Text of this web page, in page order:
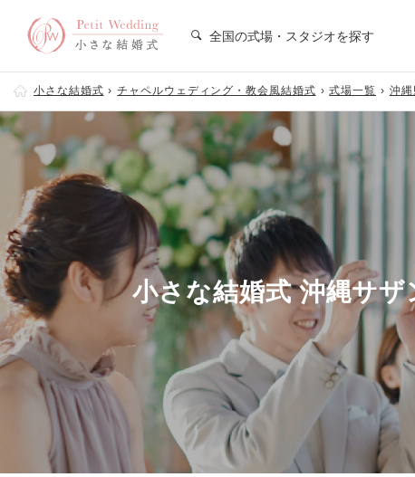
全国の式場・スタジオを探す
小さな結婚式 チャペルウェディング・教会風結婚式 式場一覧 沖縄
小さな結婚式 沖縄サ